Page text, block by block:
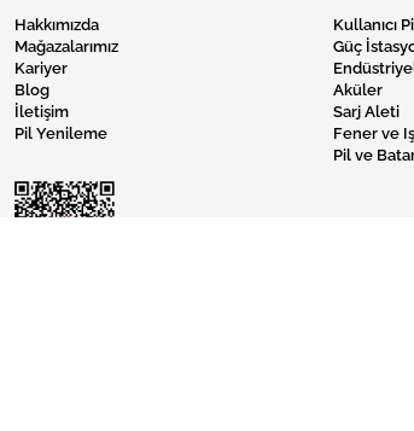
Hakkımızda
Mağazalarımız
Kariyer
Blog
İletişim
Pil Yenileme
Kullanıcı
Güç
Aküler
Sarj Aleti
Fener ve
Pil ve